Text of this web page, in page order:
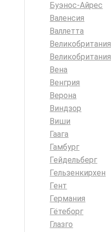
Буэнос-Айрес
Валенсия
Валлетта
Великобритания
Великобритания
Вена
Венгрия
Верона
Виндзор
Виши
Гаага
Гамбург
Гейдельберг
Гельзенкирхен
Гент
Германия
Гётеборг
Глазго